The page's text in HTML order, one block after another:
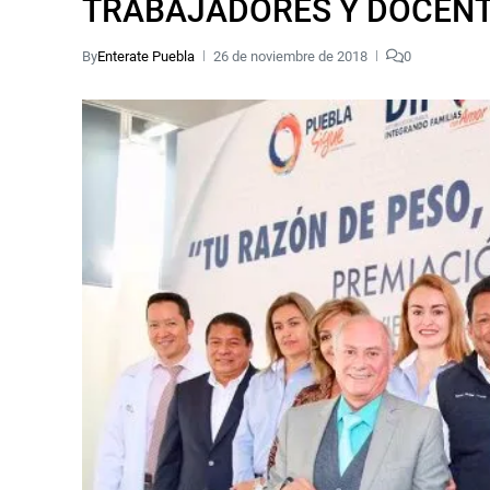
TRABAJADORES Y
ByEnterate Puebla 26 de noviembre de 2018 0